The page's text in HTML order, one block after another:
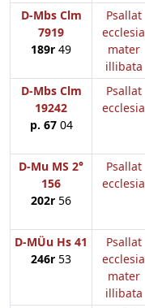
D-Mbs Clm
7919
189r 49
Psallat
ecclesia
mater
illibata
D-Mbs Clm
19242
p. 6704
Psallat
ecclesia
D-Mu MS 2°
156
202r 56
Psallat
ecclesia
D-MÜu Hs 41
246r 53
Psallat
ecclesia
mater
illibata